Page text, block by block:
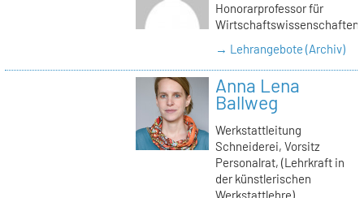
Honorarprofessor für
Wirtschaftswissenschaften
→ Lehrangebote (Archiv)
Anna Lena
Ballweg
Werkstattleitung
Schneiderei, Vorsitz
Personalrat, (Lehrkraft in
der künstlerischen
Werkstattlehre)